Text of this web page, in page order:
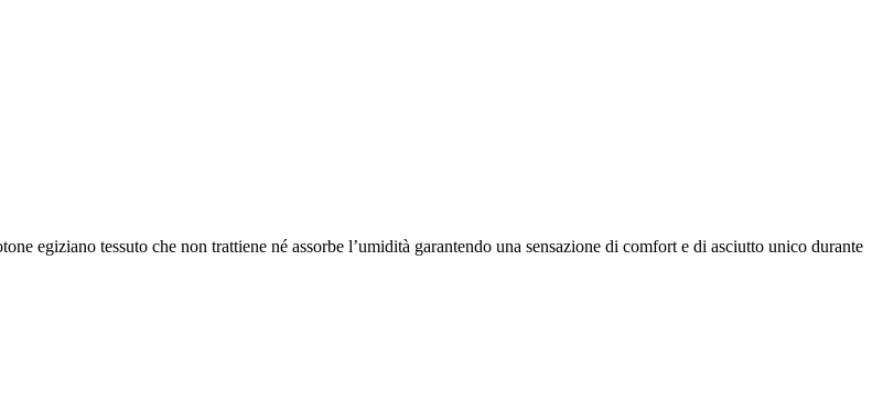
egiziano tessuto che non trattiene né assorbe l’umidità garantendo una sensazione di comfort e di asciutto unico durante